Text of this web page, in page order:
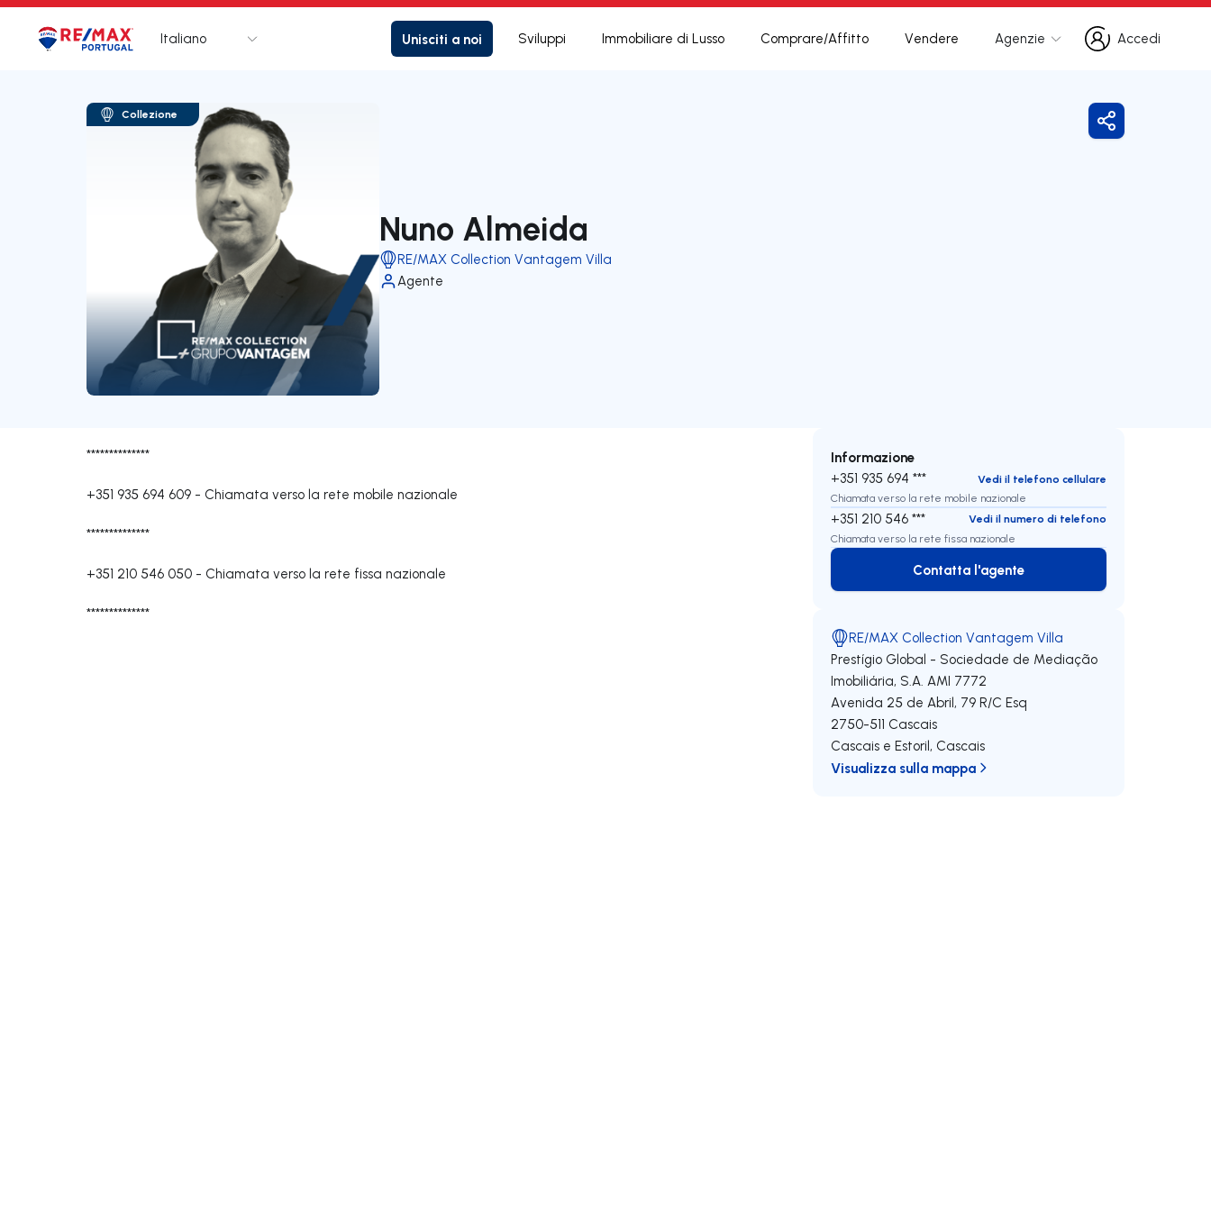
Logo Vai alla homepage
Italiano Unisciti a noi Sviluppi Immobiliare di Lusso Comprare/Affitto Vendere Agenzie
Accedi
Accedi
Collezione
Nuno Almeida
RE/MAX Collection Vantagem Villa
Agente
Condividi
**************
+351 935 694 609 - Chiamata verso la rete mobile nazionale
**************
+351 210 546 050 - Chiamata verso la rete fissa nazionale
**************
Informazione
+351 935 694 ***
Vedi il telefono cellulare
Chiamata verso la rete mobile nazionale
+351 210 546 ***
Vedi il numero di telefono
Chiamata verso la rete fissa nazionale
Contatta l'agente
Contatta l'agente
RE/MAX Collection Vantagem Villa
Prestígio Global - Sociedade de Mediação
Imobiliária, S.A. AMI 7772
Avenida 25 de Abril, 79 R/C Esq
2750-511 Cascais
Cascais e Estoril, Cascais
Visualizza sulla mappa